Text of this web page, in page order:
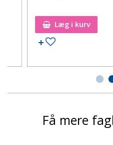
Læg i kurv
Tilføj til ønskeseddel
Få mere